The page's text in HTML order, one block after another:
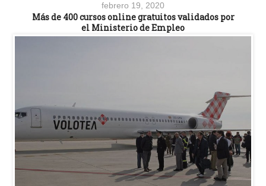
febrero 19, 2020
Más de 400 cursos online gratuitos validados por
el Ministerio de Empleo